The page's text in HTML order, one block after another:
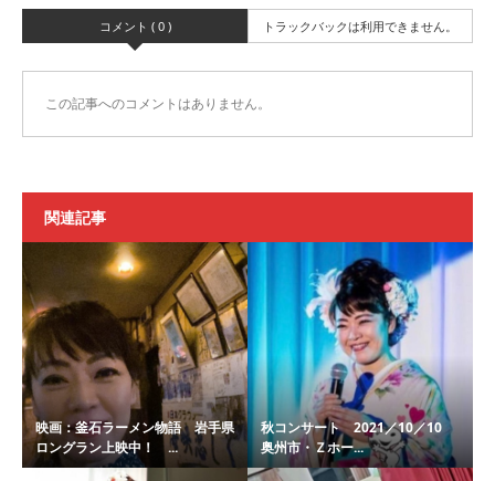
コメント ( 0 ) トラックバックは利用できません。
この記事へのコメントはありません。
関連記事
映画：釜石ラーメン物語 岩手県
ロングラン上映中！ ...
秋コンサート 2021／10／10
奥州市・Ｚホー...